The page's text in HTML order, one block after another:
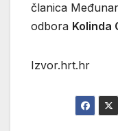
članica
odbora Kolinda
Izvor.hrt.hr